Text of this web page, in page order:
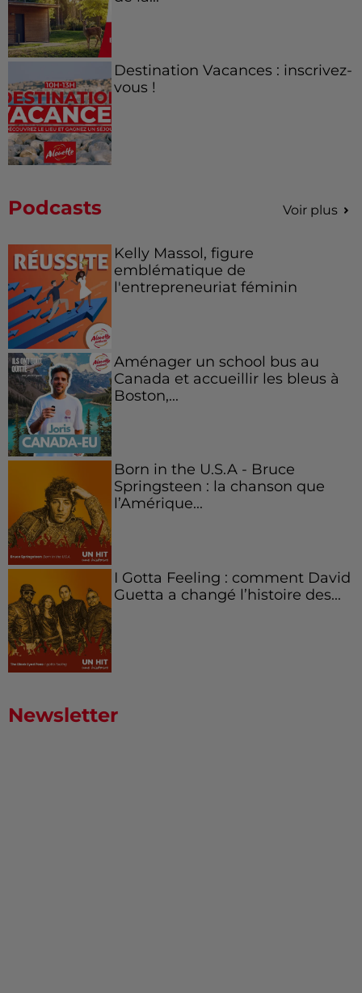
Destination Vacances : inscrivez-
vous !
Podcasts Voir plus
Kelly Massol, figure
emblématique de
l'entrepreneuriat féminin
Aménager un school bus au
Canada et accueillir les bleus à
Boston,...
Born in the U.S.A - Bruce
Springsteen : la chanson que
l’Amérique...
I Gotta Feeling : comment David
Guetta a changé l’histoire des...
Newsletter